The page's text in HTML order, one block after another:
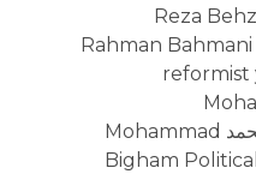
جوانان اصلاحطلب بهمنی رحمان Rahman Bahmani
reformist
فعال سیاسی، اجتماعی بی غم محمد Mohammad
Bigham